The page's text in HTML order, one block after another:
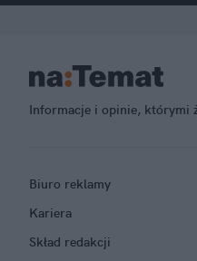
Informacje i opinie, którymi
Biuro reklamy
Kariera
Skład redakcji